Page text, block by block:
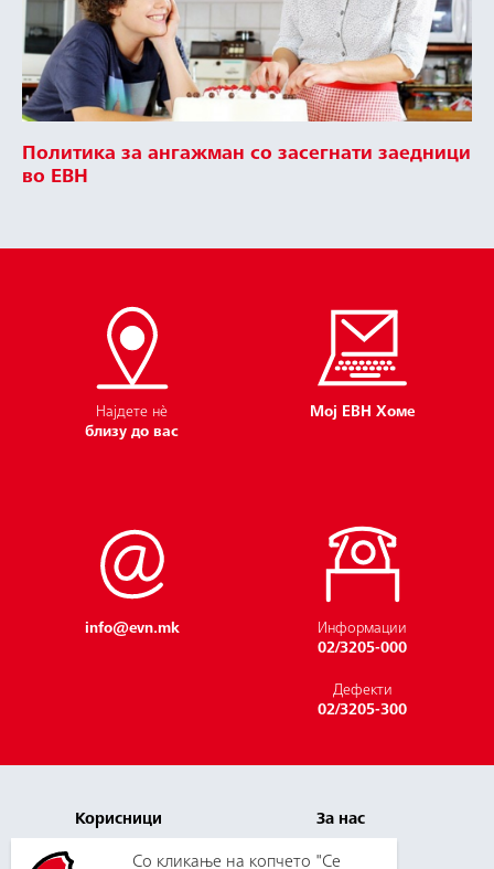
Вложување во
заедницата
Политика за ангажман со засегнати заедници
во ЕВН
Најдете нѐ
близу до вас
Мој ЕВН Хоме
info@evn.mk
Информации
02/3205-000
Дефекти
02/3205-300
Корисници
Плаќање и цени
За нас
Кариера
Со кликање на копчето "Се